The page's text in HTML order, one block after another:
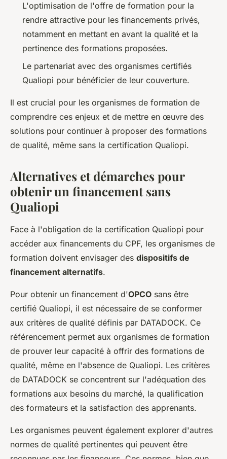
L'optimisation de l'offre de formation pour la
rendre attractive pour les financements privés,
notamment en mettant en avant la qualité et la
pertinence des formations proposées.
Le partenariat avec des organismes certifiés
Qualiopi pour bénéficier de leur couverture.
Il est crucial pour les organismes de formation de
comprendre ces enjeux et de mettre en œuvre des
solutions pour continuer à proposer des formations
de qualité, même sans la certification Qualiopi.
Alternatives et démarches pour
obtenir un financement sans
Qualiopi
Face à l'obligation de la certification Qualiopi pour
accéder aux financements du CPF, les organismes de
formation doivent envisager des dispositifs de
financement alternatifs.
Pour obtenir un financement d'OPCO sans être
certifié Qualiopi, il est nécessaire de se conformer
aux critères de qualité définis par DATADOCK. Ce
référencement permet aux organismes de formation
de prouver leur capacité à offrir des formations de
qualité, même en l'absence de Qualiopi. Les critères
de DATADOCK se concentrent sur l'adéquation des
formations aux besoins du marché, la qualification
des formateurs et la satisfaction des apprenants.
Les organismes peuvent également explorer d'autres
normes de qualité pertinentes qui peuvent être